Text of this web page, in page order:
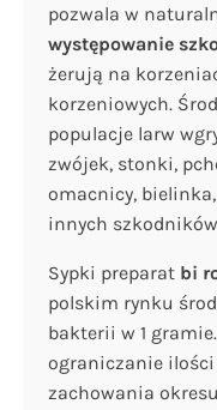
pozwala w
występowanie
żerują na
korzeniowych.
populacje larw
zwójek, stonki,
omacnicy,
innych
Sypki preparat bi
polskim rynku
bakterii w 1 gramie.
ograniczanie ilości
zachowania